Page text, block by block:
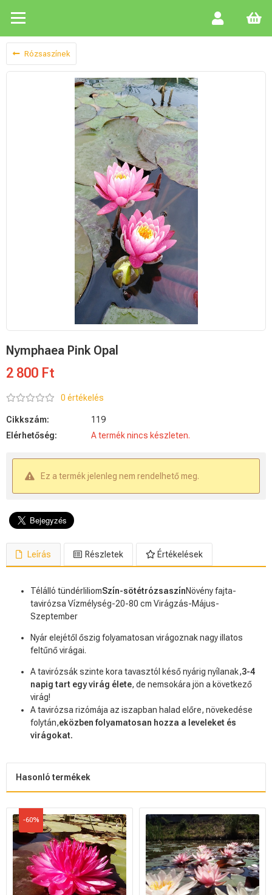
Rózsaszínek
Nymphaea Pink Opal
2 800 Ft
0 értékelés
Cikkszám:
119
Elérhetőség:
A termék nincs készleten.
Ez a termék jelenleg nem rendelhető meg.
Leírás Részletek Értékelések
Télálló tündérliliomSzín-sötétrózsaszínNövény fajta-
tavirózsa Vízmélység-20-80 cm Virágzás-Május-
Szeptember
Nyár elejétől őszig folyamatosan virágoznak nagy illatos
feltűnő virágai.
A tavirózsák szinte kora tavasztól késő nyárig nyílanak,3-4
napig tart egy virág élete, de nemsokára jön a következő
virág!
A tavirózsa rizómája az iszapban halad előre, növekedése
folytán,eközben folyamatosan hozza a leveleket és
virágokat.
Hasonló termékek
-60%